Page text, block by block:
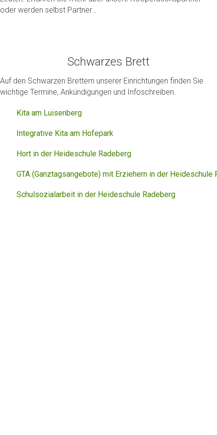
oder werden selbst Partner…
Schwarzes Brett
Auf den Schwarzen Brettern unserer Einrichtungen finden Sie
wichtige Termine, Ankündigungen und Infoschreiben.
Kita am Luisenberg
Integrative Kita am Hofepark
Hort in der Heideschule Radeberg
GTA (Ganztagsangebote) mit Erziehern in der Heideschule
Schulsozialarbeit in der Heideschule Radeberg